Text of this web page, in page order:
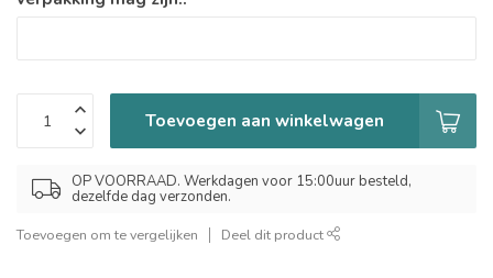
Toevoegen aan winkelwagen
OP VOORRAAD. Werkdagen voor 15:00uur besteld,
dezelfde dag verzonden.
Toevoegen om te vergelijken Deel dit product